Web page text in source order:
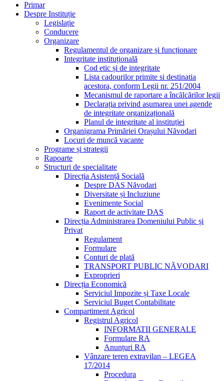
Primar
Despre Instituție
Legislație
Conducere
Organizare
Regulamentul de organizare și funcționare
Integritate instituțională
Cod etic și de integritate
Lista cadourilor primite si destinatia
acestora, conform Legii nr. 251/2004
Mecanismul de raportare a încălcărilor legii
Declarația privind asumarea unei agende
de integritate organizațională
Planul de integritate al instituției
Organigrama Primăriei Orașului Năvodari
Locuri de muncă vacante
Programe și strategii
Rapoarte
Structuri de specialitate
Direcția Asistență Socială
Despre DAS Năvodari
Diversitate și Incluziune
Evenimente Social
Raport de activitate DAS
Direcția Administrarea Domeniului Public și
Privat
Regulament
Formulare
Conturi de plată
TRANSPORT PUBLIC NĂVODARI
Exproprieri
Direcția Economică
Serviciul Impozite și Taxe Locale
Serviciul Buget Contabilitate
Compartiment Agricol
Registrul Agricol
INFORMATII GENERALE
Formulare RA
Anunțuri RA
Vânzare teren extravilan – LEGEA
17/2014
Procedura